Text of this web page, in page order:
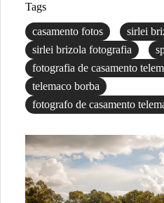
Tags
casamento fotos
sirlei
sirlei brizola fotografia
fotografia de casamento
telemaco borba
fotografo de casamento